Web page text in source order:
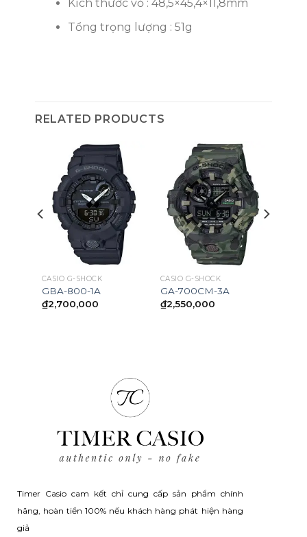
Kích thước vỏ : 48,5×45,4×11,8mm
Tổng trọng lượng : 51g
RELATED PRODUCTS
CASIO G-SHOCK
GBA-800-1A
₫2,700,000
CASIO G-SHOCK
GA-700CM-3A
₫2,550,000
Timer Casio cam kết chỉ cung cấp sản phẩm chính
hãng, hoàn tiền 100% nếu khách hàng phát hiện hàng
giả